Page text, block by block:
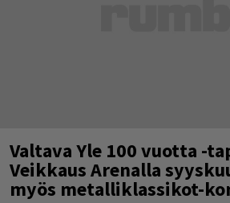
Valtava Yle 100 vuotta -
Veikkaus Arenalla
myös metalliklassikot-